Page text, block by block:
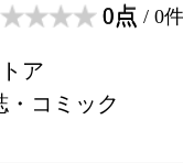
0点 / 0件
ア
・コミック